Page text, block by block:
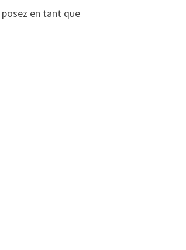
en tant que